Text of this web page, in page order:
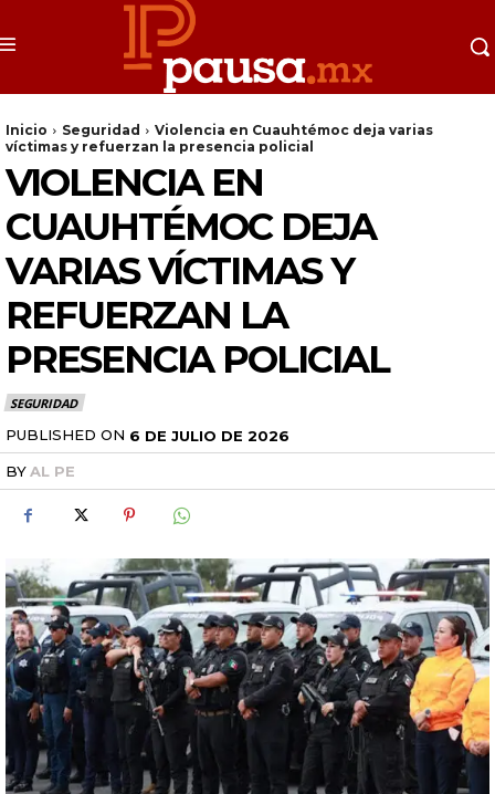
Inicio Seguridad
Violencia en Cuauhtémoc deja varias
víctimas y refuerzan la presencia policial
VIOLENCIA EN
CUAUHTÉMOC DEJA
VARIAS VÍCTIMAS Y
REFUERZAN LA
PRESENCIA POLICIAL
SEGURIDAD
PUBLISHED ON 6 DE JULIO DE 2026
BYAL PE